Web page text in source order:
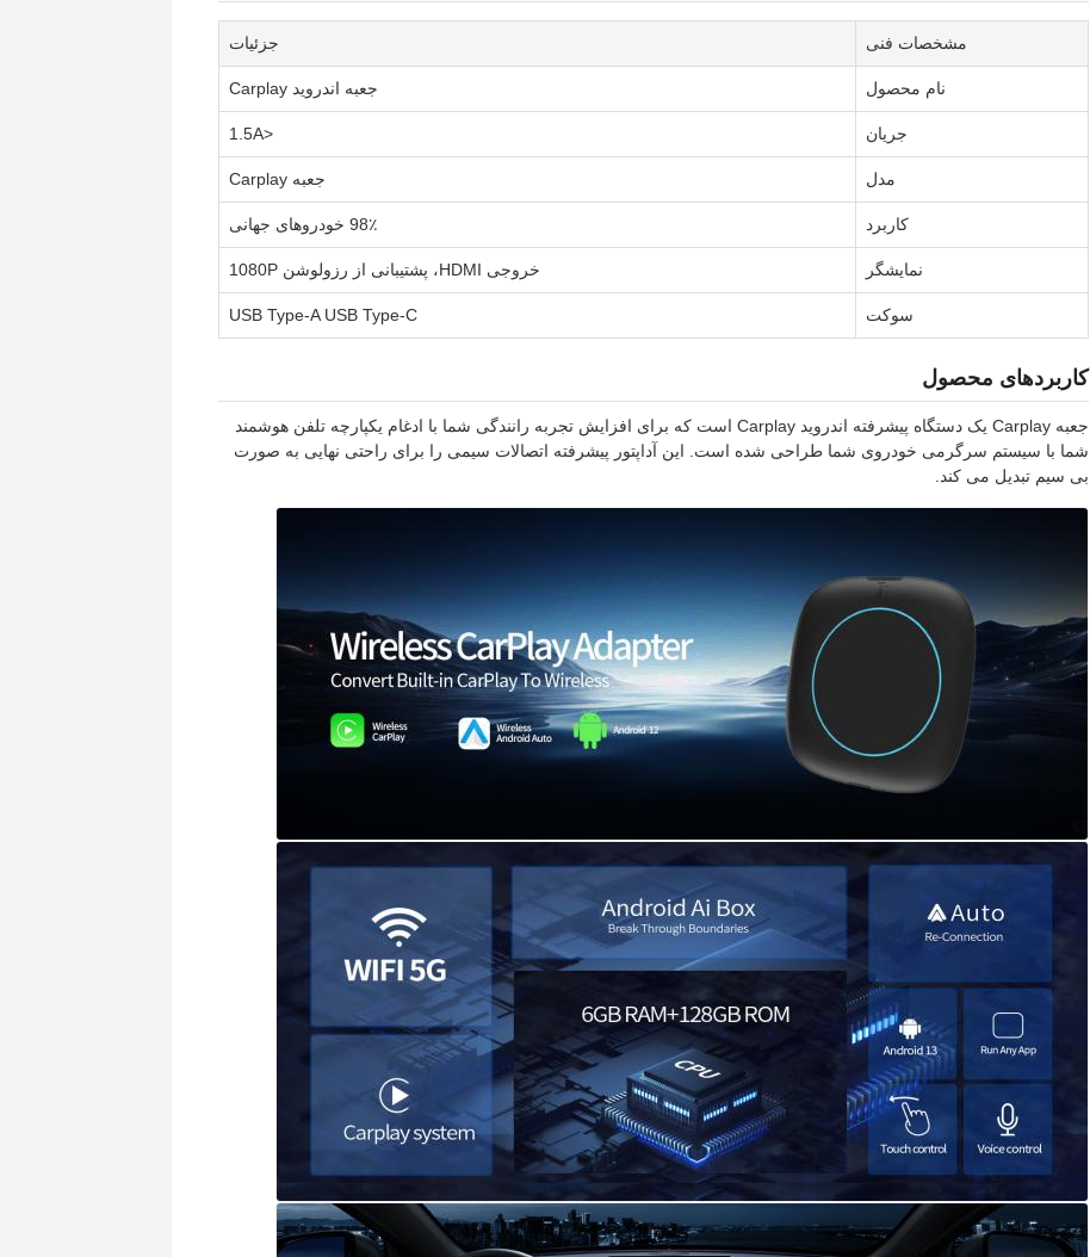
مشخصات فنی جزئیات
نام محصول جعبه اندروید Carplay
جریان <1.5A
مدل جعبه Carplay
کاربرد 98٪ خودروهای جهانی
نمایشگر خروجی HDMI، پشتیبانی از رزولوشن 1080P
سوکت USB Type-A USB Type-C
کاربردهای محصول
جعبه Carplay یک دستگاه پیشرفته اندروید Carplay است که برای افزایش تجربه رانندگی شما با ادغام یکپارچه تلفن هوشمند
شما با سیستم سرگرمی خودروی شما طراحی شده است. این آداپتور پیشرفته اتصالات سیمی را برای راحتی نهایی به صورت
بی سیم تبدیل می کند.